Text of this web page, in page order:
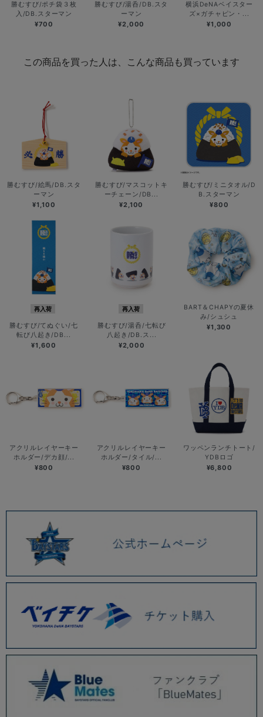
勝むすび/ポチ袋３枚
入/DB.スターマン
¥700
勝むすび/湯呑/DB.スタ
ーマン
¥2,000
横浜DeNAベイスター
ズ×ガチャピン・...
¥1,000
この商品を買った人は、こんな商品も買っています
勝むすび/絵馬/DB.スタ
ーマン
¥1,100
勝むすび/マスコットキ
ーチェーン/DB...
¥2,100
勝むすび/ミニタオル/D
B.スターマン
¥800
再入荷
勝むすび/てぬぐい/七
転び八起き/DB...
¥1,600
再入荷
勝むすび/湯呑/七転び
八起き/DB.ス...
¥2,000
BART＆CHAPYの夏休
み/シュシュ
¥1,300
アクリルレイヤーキー
ホルダー/デカ顔/...
¥800
アクリルレイヤーキー
ホルダー/タイル/...
¥800
ワッペンランチトート/
YDBロゴ
¥6,800